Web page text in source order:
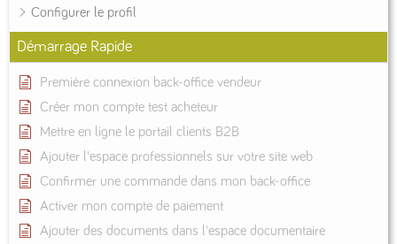
Configurer le profil
Démarrage Rapide
Première connexion back-office vendeur
Créer mon compte test acheteur
Mettre en ligne le portail clients B2B
Ajouter l'espace professionnels sur votre site web
Confirmer une commande dans mon back-office
Activer mon compte de paiement
Ajouter des documents dans l'espace documentaire